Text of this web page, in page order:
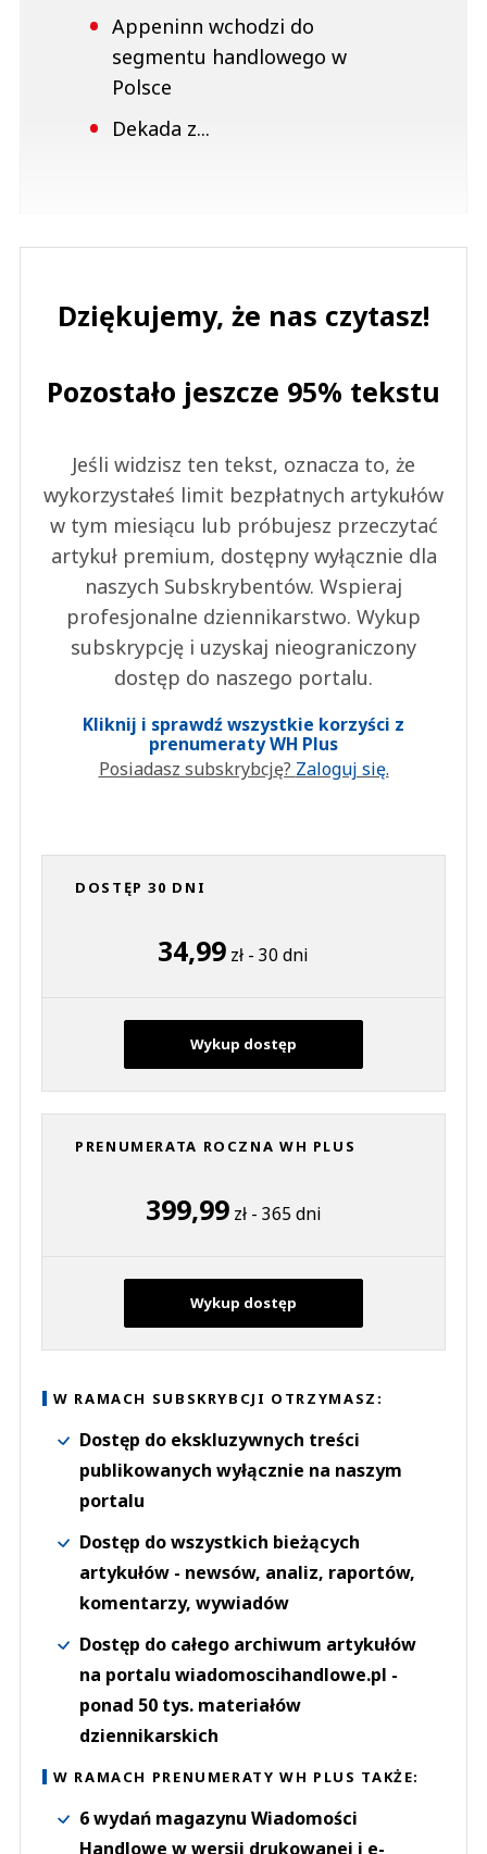
Appeninn wchodzi do
segmentu handlowego w
Polsce
Dekada z...
Dziękujemy, że nas czytasz!
Pozostało jeszcze 95% tekstu
Jeśli widzisz ten tekst, oznacza to, że
wykorzystałeś limit bezpłatnych artykułów
w tym miesiącu lub próbujesz przeczytać
artykuł premium, dostępny wyłącznie dla
naszych Subskrybentów. Wspieraj
profesjonalne dziennikarstwo. Wykup
subskrypcję i uzyskaj nieograniczony
dostęp do naszego portalu.
Kliknij i sprawdź wszystkie korzyści z
prenumeraty WH Plus
Posiadasz subskrybcję? Zaloguj się.
DOSTĘP 30 DNI
34,99 zł - 30 dni
Wykup dostęp
PRENUMERATA ROCZNA WH PLUS
399,99zł - 365 dni
Wykup dostęp
W RAMACH SUBSKRYBCJI OTRZYMASZ:
Dostęp do ekskluzywnych treści
publikowanych wyłącznie na naszym
portalu
Dostęp do wszystkich bieżących
artykułów - newsów, analiz, raportów,
komentarzy, wywiadów
Dostęp do całego archiwum artykułów
na portalu wiadomoscihandlowe.pl -
ponad 50 tys. materiałów
dziennikarskich
W RAMACH PRENUMERATY WH PLUS TAKŻE:
6 wydań magazynu Wiadomości
Handlowe w wersji drukowanej i e-